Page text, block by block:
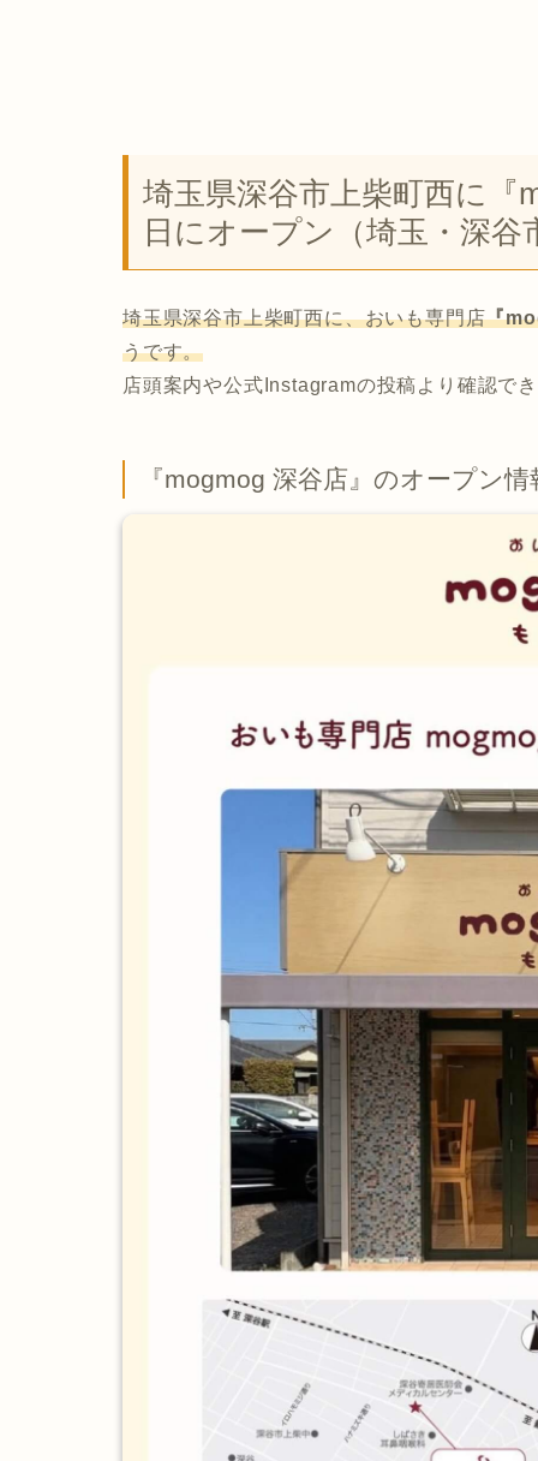
埼玉県深谷市上柴町西に『
日にオープン（埼玉・深谷
埼玉県深谷市上柴町西に、おいも専門店『
うです。
店頭案内や公式Instagramの投稿より確認で
『mogmog 深谷店』のオープン